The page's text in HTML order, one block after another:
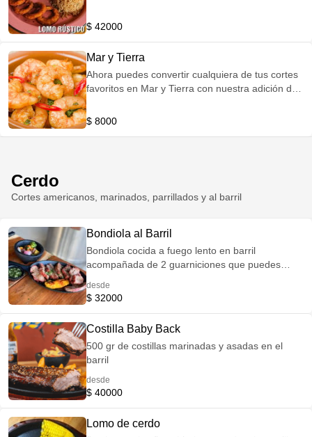
Mazorca Papas rusticas o francesas Vegetales
$ 42000
Mar y Tierra
Ahora puedes convertir cualquiera de tus cortes
favoritos en Mar y Tierra con nuestra adición de
Delicioso
$ 8000
Cerdo
Cortes americanos, marinados, parrillados y al barril
Bondiola al Barril
Bondiola cocida a fuego lento en barril
acompañada de 2 guarniciones que puedes
Vegetales salteados Maduro Yucas fritas Puré de
desde
$ 32000
Costilla Baby Back
500 gr de costillas marinadas y asadas en el
barril
desde
$ 40000
Lomo de cerdo